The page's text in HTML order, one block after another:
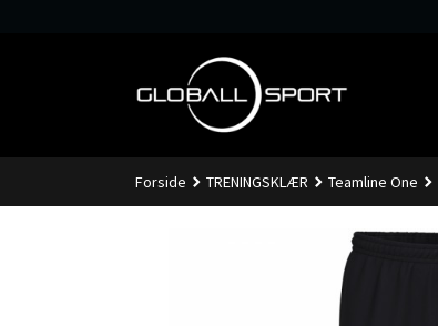
Forside TRENINGSKLÆR Teamline One